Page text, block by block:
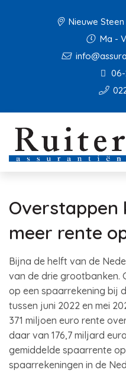
Nieuwe Steen
Ma -
Overstappen
meer rente
Bijna de helft van de
van de drie grootbanken.
op een spaarrekening bij
tussen juni 2022 en mei
371 miljoen euro rente
daar van 176,7 miljard
gemiddelde spaarrente
spaarrekeningen in de